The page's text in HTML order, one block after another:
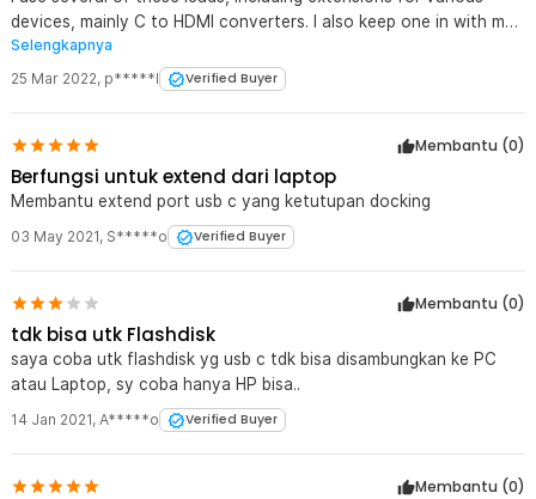
devices, mainly C to HDMI converters. I also keep one in with my
phone charger. That extra bit of length makes all the different
when you're using your Android tablet, Chromebook, or phone in
Selengkapnya
25 Mar 2022, p*****l Verified Buyer
Membantu (0)
Berfungsi untuk extend dari laptop
Membantu extend port usb c yang ketutupan docking
03 May 2021, S*****o Verified Buyer
Membantu (0)
tdk bisa utk Flashdisk
saya coba utk flashdisk yg usb c tdk bisa disambungkan ke PC
atau Laptop, sy coba hanya HP bisa..
14 Jan 2021, A*****o Verified Buyer
Membantu (0)